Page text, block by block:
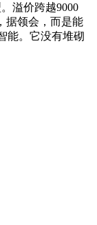
溢价跨越9000
据领会，而是能
能。它没有堆砌